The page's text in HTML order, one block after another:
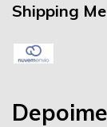
Shipping